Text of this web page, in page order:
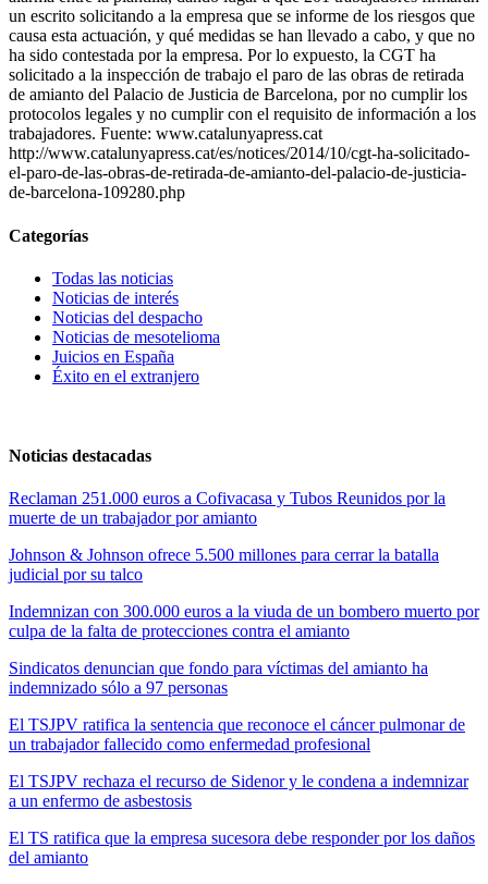
un escrito solicitando a la empresa que se informe de los riesgos que
causa esta actuación, y qué medidas se han llevado a cabo, y que no
ha sido contestada por la empresa. Por lo expuesto, la CGT ha
solicitado a la inspección de trabajo el paro de las obras de retirada
de amianto del Palacio de Justicia de Barcelona, por no cumplir los
protocolos legales y no cumplir con el requisito de información a los
trabajadores. Fuente: www.catalunyapress.cat
http://www.catalunyapress.cat/es/notices/2014/10/cgt-ha-solicitado-
el-paro-de-las-obras-de-retirada-de-amianto-del-palacio-de-justicia-
de-barcelona-109280.php
Categorías
Todas las noticias
Noticias de interés
Noticias del despacho
Noticias de mesotelioma
Juicios en España
Éxito en el extranjero
Noticias destacadas
Reclaman 251.000 euros a Cofivacasa y Tubos Reunidos por la
muerte de un trabajador por amianto
Johnson & Johnson ofrece 5.500 millones para cerrar la batalla
judicial por su talco
Indemnizan con 300.000 euros a la viuda de un bombero muerto por
culpa de la falta de protecciones contra el amianto
Sindicatos denuncian que fondo para víctimas del amianto ha
indemnizado sólo a 97 personas
El TSJPV ratifica la sentencia que reconoce el cáncer pulmonar de
un trabajador fallecido como enfermedad profesional
El TSJPV rechaza el recurso de Sidenor y le condena a indemnizar
a un enfermo de asbestosis
El TS ratifica que la empresa sucesora debe responder por los daños
del amianto